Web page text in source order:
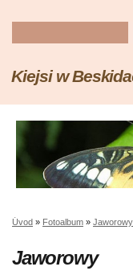
Kiejsi w
Úvod » Fotoalbum »
Jaworowy